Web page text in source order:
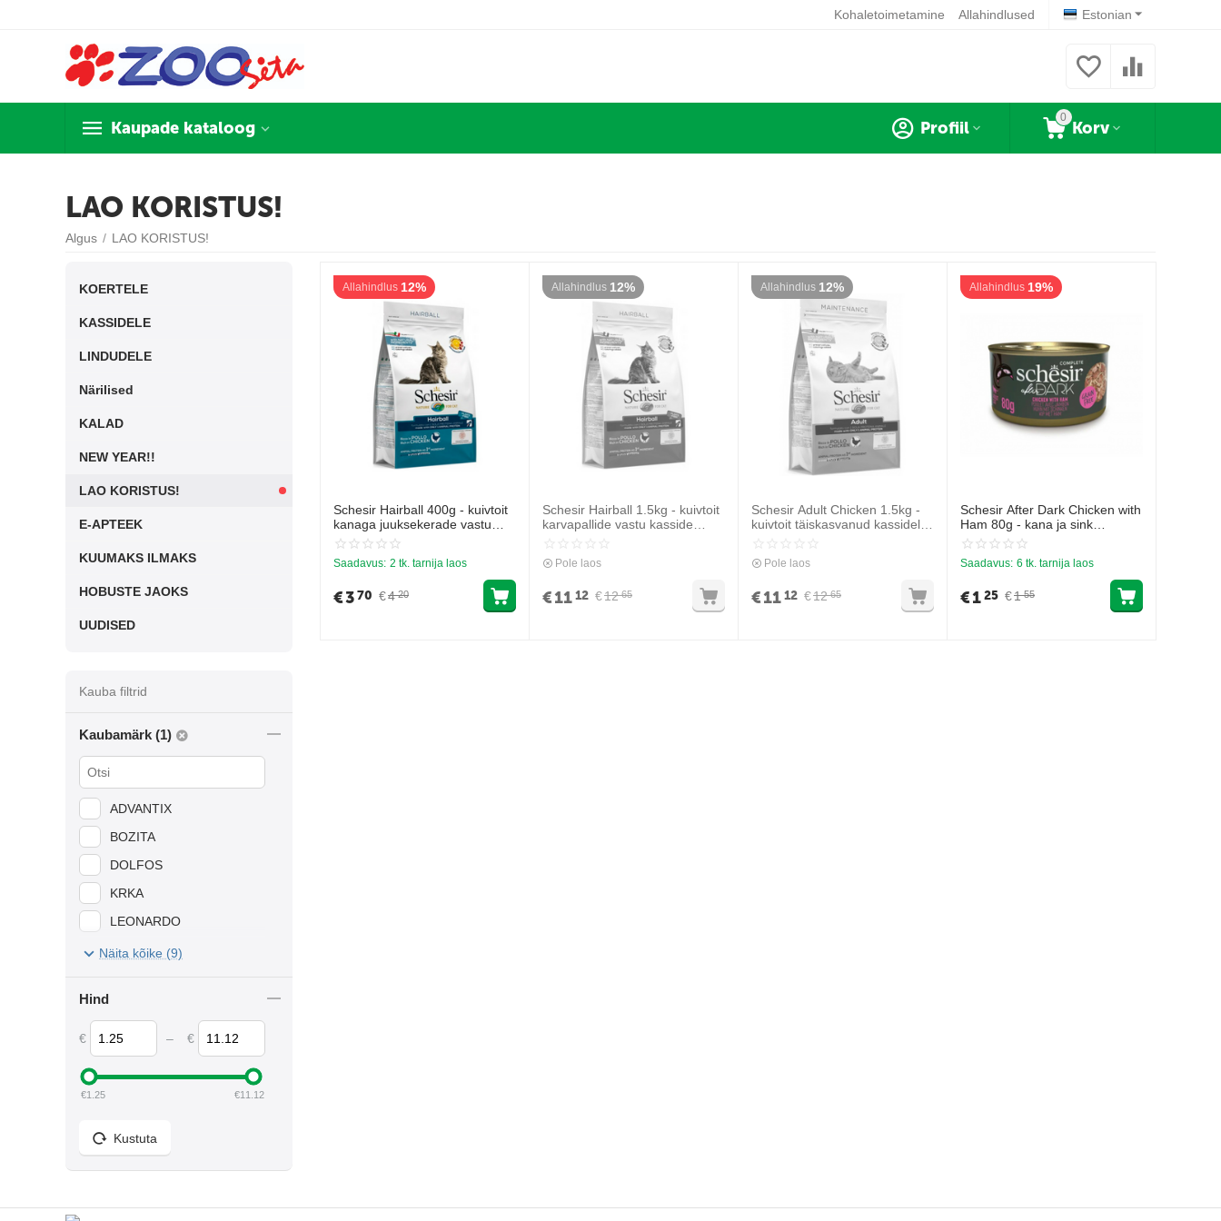
Estonian
Kohaletoimetamine Allahindlused
Kaupade kataloog
0
Korv
Profiil
LAO KORISTUS!
Algus / LAO KORISTUS!
Allahindlus 12%
Schesir Hairball 400g - kuivtoit
kanaga juuksekerade vastu
kasside maos
Saadavus: 2 tk. tarnija laos
€4 20
€370
Allahindlus 12%
Schesir Hairball 1.5kg - kuivtoit
karvapallide vastu kasside
Pole laos
€12 65
€1112
Allahindlus 12%
Schesir Adult Chicken 1.5kg -
kuivtoit täiskasvanud kassidele
Pole laos
€12 65
€1112
Allahindlus 19%
Schesir After Dark Chicken with
Ham 80g - kana ja sink
puljongis
Saadavus: 6 tk. tarnija laos
€1 55
€125
KOERTELE
KASSIDELE
LINDUDELE
Närilised
KALAD
NEW YEAR!!
LAO KORISTUS!
E-APTEEK
KUUMAKS ILMAKS
HOBUSTE JAOKS
UUDISED
Kauba filtrid
Kaubamärk (1)
ADVANTIX
BOZITA
DOLFOS
KRKA
LEONARDO
ONTARIO
VITAPOL
Näita kõike (9)
Hind
€ – €
€1.25 €11.12
Kustuta